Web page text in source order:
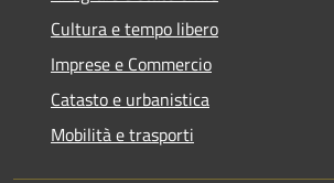
Cultura e tempo libero
Imprese e Commercio
Catasto e urbanistica
Mobilità e trasporti